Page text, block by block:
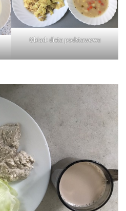
Obiad: dieta podstawowa